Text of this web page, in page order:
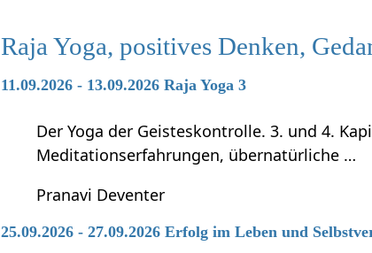
Raja Yoga, positives Denken,
11.09.2026 - 13.09.2026 Raja Yoga 3
Der Yoga der Geisteskontrolle. 3. und 4.
Meditationserfahrungen, übernatürliche …
Pranavi Deventer
25.09.2026 - 27.09.2026 Erfolg im Leben und